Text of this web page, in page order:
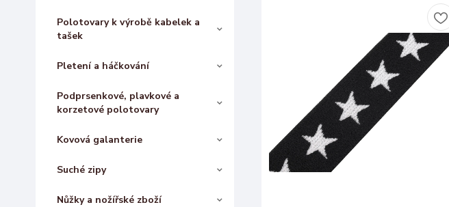
Polotovary k výrobě kabelek a
tašek
Pletení a háčkování
Podprsenkové, plavkové a
korzetové polotovary
Kovová galanterie
Suché zipy
Nůžky a nožířské zboží